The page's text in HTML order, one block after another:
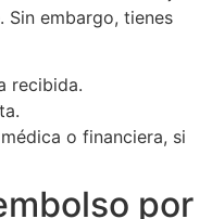
Sin embargo, tienes
recibida.
o financiera, si
por